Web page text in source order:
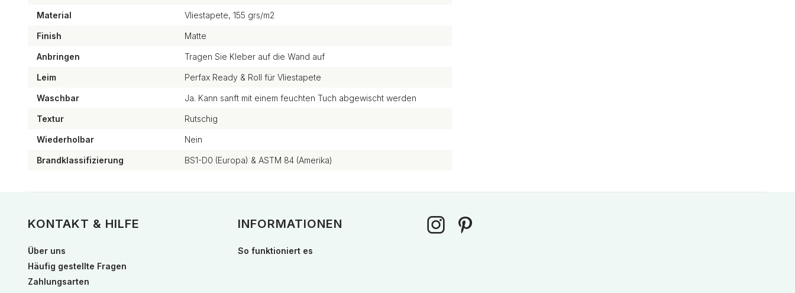
Material Vliestapete, 155 grs/m2
Finish Matte
Anbringen Tragen Sie Kleber auf die Wand auf
Leim Perfax Ready & Roll für Vliestapete
Waschbar Ja. Kann sanft mit einem feuchten Tuch abgewischt werden
Textur Rutschig
Wiederholbar Nein
Brandklassifizierung BS1-D0 (Europa) & ASTM 84 (Amerika)
KONTAKT & HILFE
Über uns
Häufig gestellte Fragen
Zahlungsarten
INFORMATIONEN
So funktioniert es